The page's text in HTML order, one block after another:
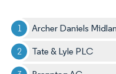
Archer Daniels
Tate & Lyle PLC